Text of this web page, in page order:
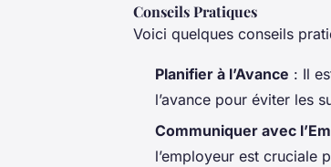
Conseils Pratiques
Voici quelques conseils
Planifier à l’Avance : Il
l’avance pour éviter les
Communiquer avec
l’employeur est cruciale